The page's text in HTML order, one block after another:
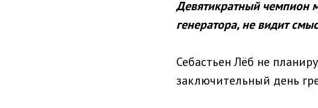
Девятикратный чемпион
генератора, не видит
Себастьен Лёб не
заключительный день